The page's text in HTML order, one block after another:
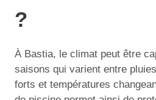
?
À Bastia, le climat peut être
saisons qui varient entre
forts et températures